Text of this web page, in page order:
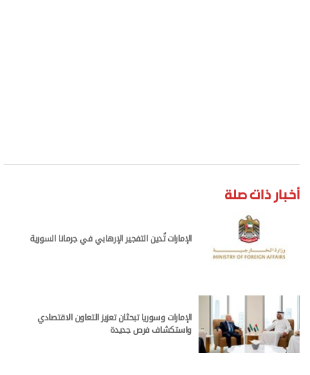
أخبار ذات صلة
الإمارات تُدين التفجير الإرهابي في جرمانا السورية
الإمارات وسوريا تبحثان تعزيز التعاون الاقتصادي
واستكشاف فرص جديدة